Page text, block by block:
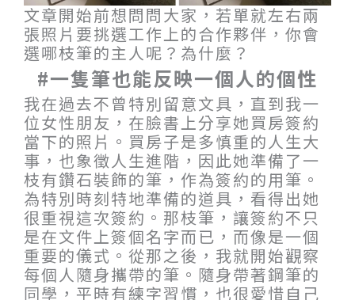
文章開始前想問問大家，若單就左右兩
張照片要挑選工作上的合作夥伴，你會
選哪枝筆的主人呢？為什麼？
#一隻筆也能反映一個人的個性
我在過去不曾特別留意文具，直到我一
位女性朋友，在臉書上分享她買房簽約
當下的照片。買房子是多慎重的人生大
事，也象徵人生進階，因此她準備了一
枝有鑽石裝飾的筆，作為簽約的用筆。
為特別時刻特地準備的道具，看得出她
很重視這次簽約。那枝筆，讓簽約不只
是在文件上簽個名字而已，而像是一個
重要的儀式。從那之後，我就開始觀察
每個人隨身攜帶的筆。隨身帶著鋼筆的
同學，平時有練字習慣，也很愛惜自己